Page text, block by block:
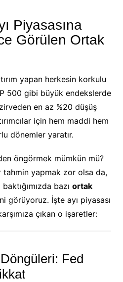
Piyasasına
Görülen Ortak
yapan herkesin korkulu
500 gibi büyük endekslerde
en az %20 düşüş
için hem maddi hem
dönemler yaratır.
öngörmek mümkün mü?
tahmin yapmak zor olsa da,
bazı ortak
görüyoruz. İşte ayı piyasası
çıkan o işaretler:
Fed